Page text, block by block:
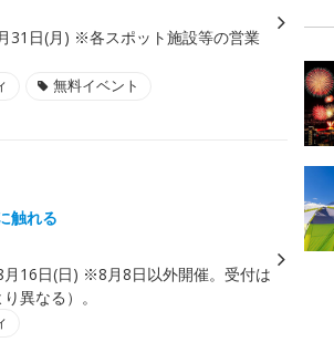
31日(月) ※各スポット施設等の営業
無料イベント
触れる
16日(日) ※8月8日以外開催。受付は
異なる）。